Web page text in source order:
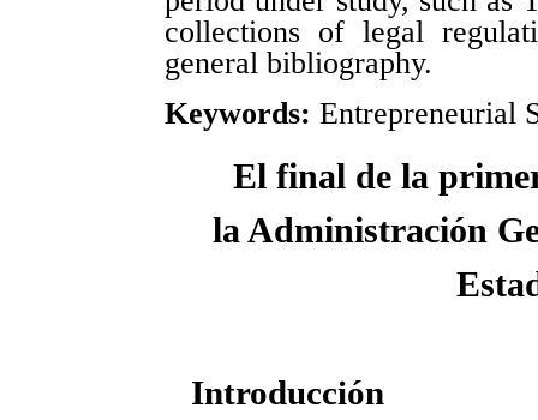
collections of legal
general bibliography.
Keywords: Entrepreneurial
El final de la
la Administración
Introducción